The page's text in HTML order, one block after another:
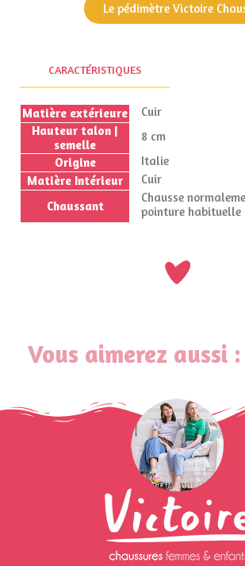
Le pédimètre Victoire
CARACTÉRISTIQUES
Matière extérieure
Cuir
Hauteur talon |
semelle
8 cm
Origine
Italie
Matière Intérieur
Cuir
Chaussant
Chausse
pointure habituelle
Vous aimerez aussi :